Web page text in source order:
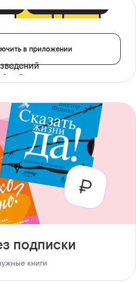
в приложении
подписки
книги